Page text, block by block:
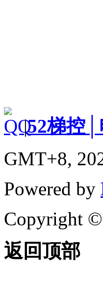
|52梯控
GMT+8,
Powered by
Copyright ©
返回顶部